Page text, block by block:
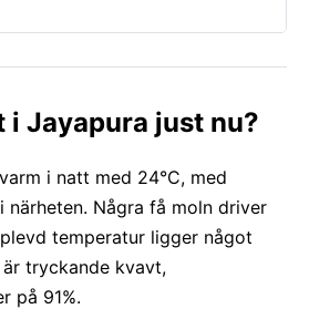
i Jayapura just nu?
i natt med 24°C, med
närheten. Några få moln driver
temperatur ligger något
tryckande kvavt,
på 91%.